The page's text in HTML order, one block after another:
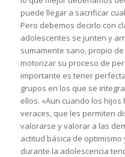
puede llegar a sacrificar
Pero debemos decirlo con
adolescentes se junten y
sumamente sano, propio
motorizar su proceso de
importante es tener
grupos en los que se
ellos. «Aun cuando los
veraces, que les permiten
valorarse y valorar a las
actitud básica de
durante la adolescencia